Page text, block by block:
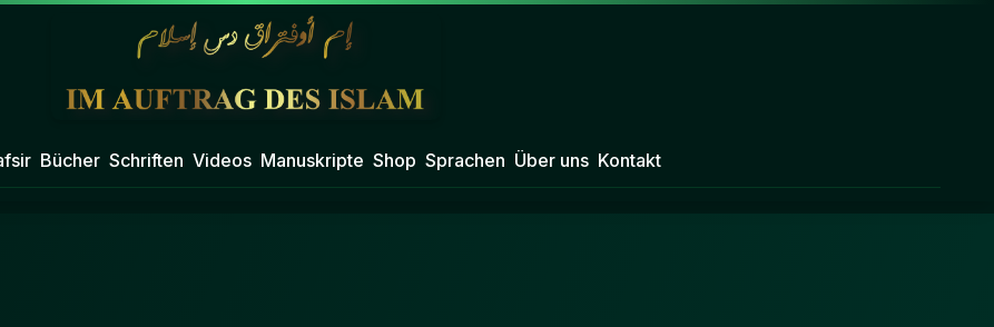
Bücher Schriften Videos Manuskripte Shop Sprachen Über uns Kontakt